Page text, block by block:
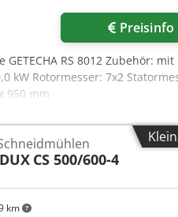
Preisinfo
GETECHA RS 8012 Zubehör: mit
kW Rotormesser: 7x2
950 mm
km
CS 500/600-4